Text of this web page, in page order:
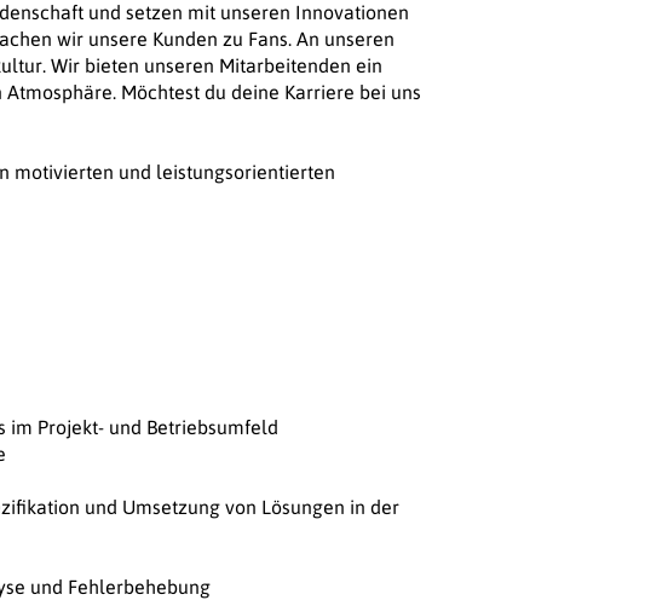
und setzen mit unseren Innovationen
wir unsere Kunden zu Fans. An unseren
Wir bieten unseren Mitarbeitenden ein
Möchtest du deine Karriere bei uns
motivierten und leistungsorientierten
im Projekt- und Betriebsumfeld
und Umsetzung von Lösungen in der
und Fehlerbehebung